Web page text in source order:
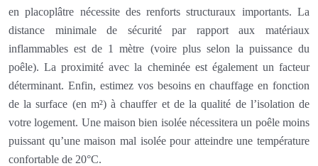
en placoplâtre nécessite des renforts structuraux importants. La
distance minimale de sécurité par rapport aux matériaux
inflammables est de 1 mètre (voire plus selon la puissance du
poêle). La proximité avec la cheminée est également un facteur
déterminant. Enfin, estimez vos besoins en chauffage en fonction
de la surface (en m²) à chauffer et de la qualité de l’isolation de
votre logement. Une maison bien isolée nécessitera un poêle moins
puissant qu’une maison mal isolée pour atteindre une température
confortable de 20°C.